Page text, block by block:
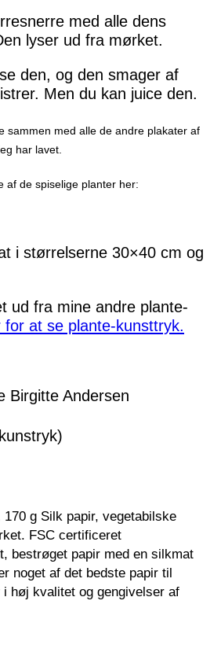
med alle dens
lyser ud fra mørket.
den, og den smager af
Men du kan juice den.
sammen med alle de andre plakater af
har lavet.
af de spiselige planter her:
i størrelserne 30×40 cm og
ud fra mine andre plante-
for at se plante-kunsttryk.
Birgitte Andersen
g Silk papir, vegetabilske
FSC certificeret
bestrøget papir med en silkmat
noget af det bedste papir til
høj kvalitet og gengivelser af